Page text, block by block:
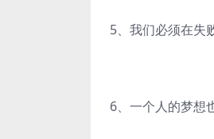
5、我们必须在失
6、一个人的梦想